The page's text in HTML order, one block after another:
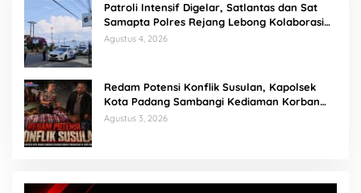
Patroli Intensif Digelar, Satlantas dan Sat
Samapta Polres Rejang Lebong Kolaborasi
Berantas Balap Liar
Agustus 4, 2026
Redam Potensi Konflik Susulan, Kapolsek
Kota Padang Sambangi Kediaman Korban
Penganiayaan di Lubuk Mumpo
Agustus 3, 2026